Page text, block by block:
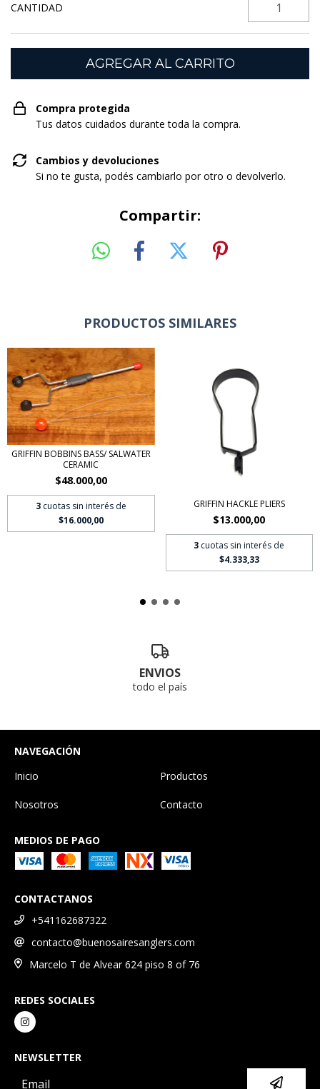
CANTIDAD
Compra protegida
Tus datos cuidados durante toda la compra.
Cambios y devoluciones
Si no te gusta, podés cambiarlo por otro o devolverlo.
Compartir:
PRODUCTOS SIMILARES
GRIFFIN BOBBINS BASS/ SALWATER
CERAMIC
$48.000,00
3 cuotas sin interés de
$16.000,00
GRIFFIN HACKLE PLIERS
$13.000,00
3 cuotas sin interés de
$4.333,33
ENVIOS
todo el país
NAVEGACIÓN
Inicio
Productos
Nosotros Contacto
MEDIOS DE PAGO
CONTACTANOS
+541162687322
contacto@buenosairesanglers.com
Marcelo T de Alvear 624 piso 8 of 76
REDES SOCIALES
NEWSLETTER